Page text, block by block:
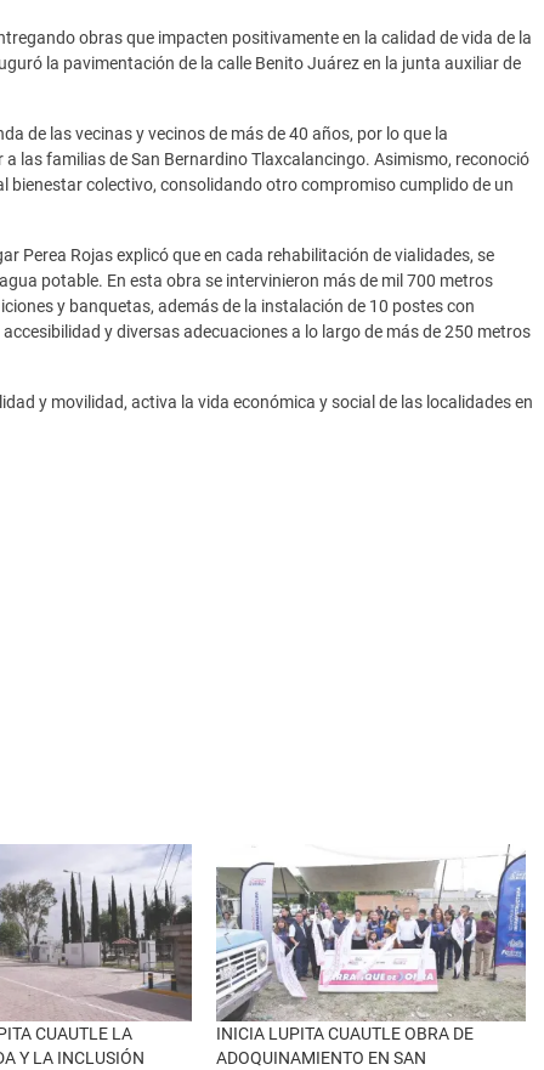
obras que impacten positivamente en la calidad de vida de la
la pavimentación de la calle Benito Juárez en la junta auxiliar de
de las vecinas y vecinos de más de 40 años, por lo que la
las familias de San Bernardino Tlaxcalancingo. Asimismo, reconoció
colectivo, consolidando otro compromiso cumplido de un
Perea Rojas explicó que en cada rehabilitación de vialidades, se
potable. En esta obra se intervinieron más de mil 700 metros
y banquetas, además de la instalación de 10 postes con
y diversas adecuaciones a lo largo de más de 250 metros
y movilidad, activa la vida económica y social de las localidades en
CUAUTLE LA
Y LA INCLUSIÓN
INICIA LUPITA CUAUTLE OBRA DE
ADOQUINAMIENTO EN SAN